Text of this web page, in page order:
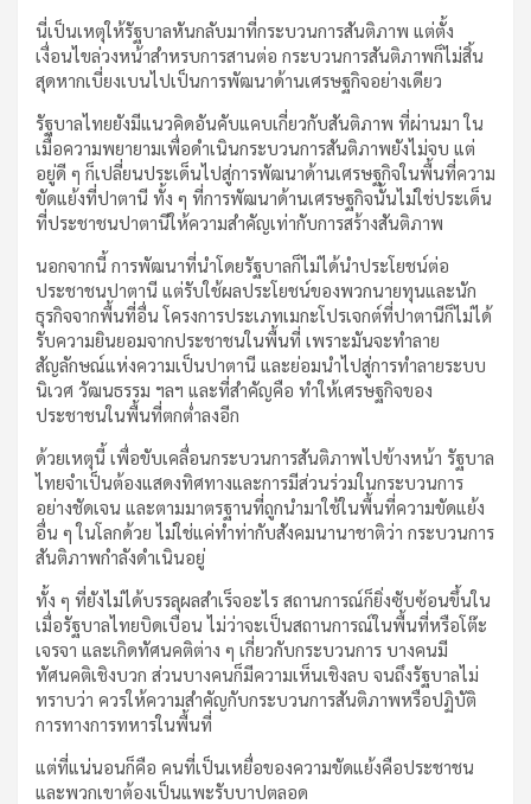
นี่เป็นเหตุให้รัฐบาลหันกลับมาที่กระบวนการสันติภาพ แต่ตั้ง
เงื่อนไขล่วงหน้าสำหรบการสานต่อ กระบวนการสันติภาพก็ไม่สิ้น
สุดหากเบี่ยงเบนไปเป็นการพัฒนาด้านเศรษฐกิจอย่างเดียว
รัฐบาลไทยยังมีแนวคิดอันคับแคบเกี่ยวกับสันติภาพ ที่ผ่านมา ใน
เมื่อความพยายามเพื่อดำเนินกระบวนการสันติภาพยังไม่จบ แต่
อยู่ดี ๆ ก็เปลี่ยนประเด็นไปสู่การพัฒนาด้านเศรษฐกิจในพื้นที่ความ
ขัดแย้งที่ปาตานี ทั้ง ๆ ที่การพัฒนาด้านเศรษฐกิจนั้นไม่ใช่ประเด็น
ที่ประชาชนปาตานีให้ความสำคัญเท่ากับการสร้างสันติภาพ
นอกจากนี้ การพัฒนาที่นำโดยรัฐบาลก็ไม่ได้นำประโยชน์ต่อ
ประชาชนปาตานี แต่รับใช้ผลประโยชน์ของพวกนายทุนและนัก
ธุรกิจจากพื้นที่อื่น โครงการประเภทเมกะโปรเจกต์ที่ปาตานีก็ไม่ได้
รับความยินยอมจากประชาชนในพื้นที่ เพราะมันจะทำลาย
สัญลักษณ์แห่งความเป็นปาตานี และย่อมนำไปสู่การทำลายระบบ
นิเวศ วัฒนธรรม ฯลฯ และที่สำคัญคือ ทำให้เศรษฐกิจของ
ประชาชนในพื้นที่ตกต่ำลงอีก
ด้วยเหตุนี้ เพื่อขับเคลื่อนกระบวนการสันติภาพไปข้างหน้า รัฐบาล
ไทยจำเป็นต้องแสดงทิศทางและการมีส่วนร่วมในกระบวนการ
อย่างชัดเจน และตามมาตรฐานที่ถูกนำมาใช้ในพื้นที่ความขัดแย้ง
อื่น ๆ ในโลกด้วย ไม่ใช่แค่ทำท่ากับสังคมนานาชาติว่า กระบวนการ
สันติภาพกำลังดำเนินอยู่
ทั้ง ๆ ที่ยังไม่ได้บรรลุผลสำเร็จอะไร สถานการณ์ก็ยิ่งซับซ้อนขึ้นใน
เมื่อรัฐบาลไทยบิดเบือน ไม่ว่าจะเป็นสถานการณ์ในพื้นที่หรือโต๊ะ
เจรจา และเกิดทัศนคติต่าง ๆ เกี่ยวกับกระบวนการ บางคนมี
ทัศนคติเชิงบวก ส่วนบางคนก็มีความเห็นเชิงลบ จนถึงรัฐบาลไม่
ทราบว่า ควรให้ความสำคัญกับกระบวนการสันติภาพหรือปฏิบัติ
การทางการทหารในพื้นที่
แต่ที่แน่นอนก็คือ คนที่เป็นเหยื่อของความขัดแย้งคือประชาชน
และพวกเขาต้องเป็นแพะรับบาปตลอด